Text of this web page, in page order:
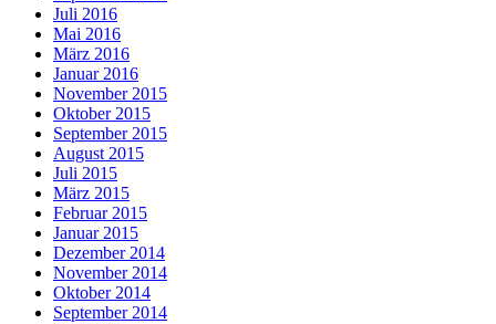
Juli 2016
Mai 2016
März 2016
Januar 2016
November 2015
Oktober 2015
September 2015
August 2015
Juli 2015
März 2015
Februar 2015
Januar 2015
Dezember 2014
November 2014
Oktober 2014
September 2014